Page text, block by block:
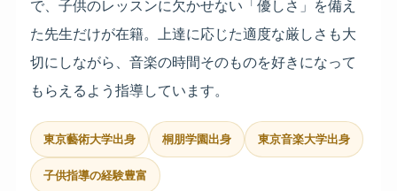
で、子供のレッスンに欠かせない「優しさ」を備え
た先生だけが在籍。上達に応じた適度な厳しさも大
切にしながら、音楽の時間そのものを好きになって
もらえるよう指導しています。
東京藝術大学出身 桐朋学園出身 東京音楽大学出身
子供指導の経験豊富